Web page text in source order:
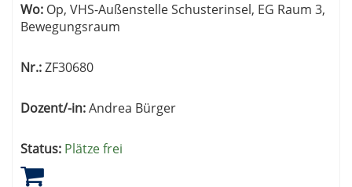
Wo: Op, VHS-Außenstelle Schusterinsel, EG Raum 3,
Bewegungsraum
Nr.:ZF30680
Dozent/-in:Andrea Bürger
Status: Plätze frei